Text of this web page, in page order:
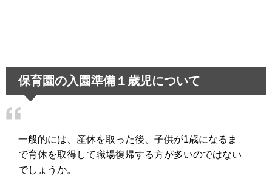
保育園の入園準備１歳児について
一般的には、産休を取った後、子供が1歳になるま
で育休を取得して職場復帰する方が多いのではない
でしょうか。